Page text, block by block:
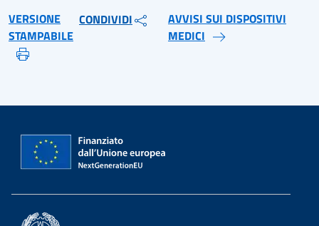
VERSIONE
STAMPABILE
CONDIVIDI
AVVISI SUI DISPOSITIVI
MEDICI